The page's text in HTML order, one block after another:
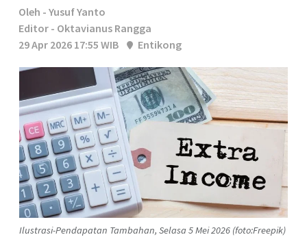
Oleh - Yusuf Yanto
Editor - Oktavianus Rangga
29 Apr 2026 17:55 WIB
Entikong
Ilustrasi-Pendapatan Tambahan, Selasa 5 Mei 2026 (foto:Freepik)